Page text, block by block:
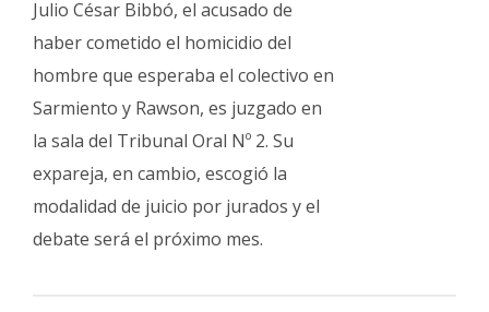
Julio César Bibbó, el acusado de
haber cometido el homicidio del
hombre que esperaba el colectivo en
Sarmiento y Rawson, es juzgado en
la sala del Tribunal Oral Nº 2. Su
expareja, en cambio, escogió la
modalidad de juicio por jurados y el
debate será el próximo mes.